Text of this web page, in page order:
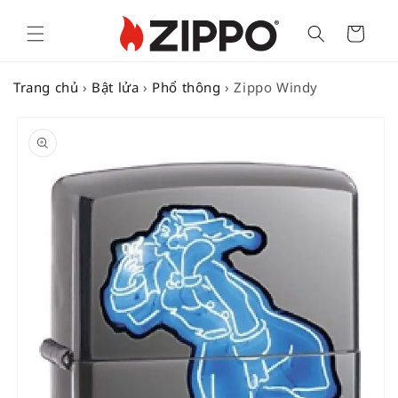
Cart
Trang chủ › Bật lửa › Phổ thông ›Zippo Windy
PRODUCT
INFORMATION